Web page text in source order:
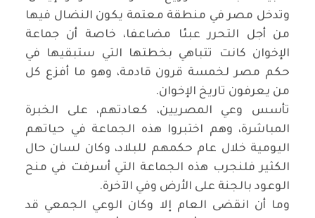
وتدخل مصر في منطقة معتمة يكون النضال فيها
من أجل التحرر عبئا مضاعفا، خاصة أن جماعة
الإخوان كانت تتباهي بخطتها التي ستبقيها في
حكم مصر لخمسة قرون قادمة، وهو ما أفزع كل
من يعرفون تاريخ الإخوان.
تأسس وعي المصريين، كعادتهم، على الخبرة
المباشرة، وهم اختبروا هذه الجماعة في حياتهم
اليومية خلال عام حكمهم للبلاد، وكان لسان حال
الكثير فلنجرب هذه الجماعة التي أسرفت في منح
الوعود بالجنة على الأرض وفي الآخرة.
وما أن انقضى العام إلا وكان الوعي الجمعي قد